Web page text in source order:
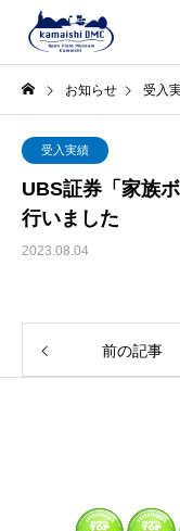
お知らせ 受入
受入実績
UBS証券「家族
行いました
2023.08.04
前の記事